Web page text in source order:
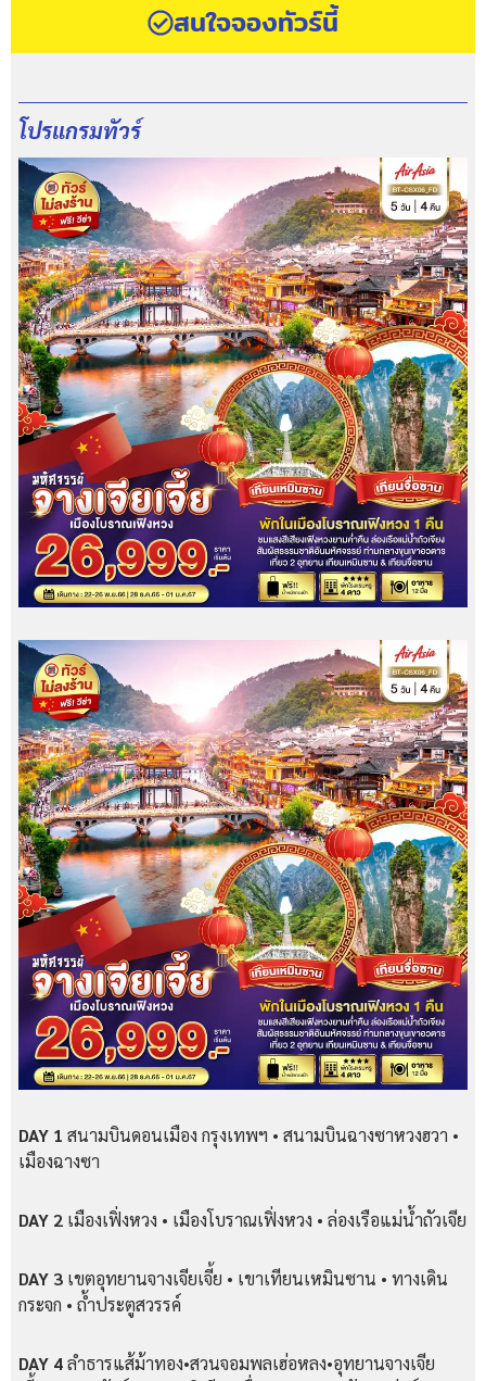
สนใจจองทัวร์นี้
โปรแกรมทัวร์
DAY 1 สนามบินดอนเมือง กรุงเทพฯ • สนามบินฉางซาหวงฮวา •
เมืองฉางซา
DAY 2 เมืองเฟิ่งหวง • เมืองโบราณเฟิ่งหวง • ล่องเรือแม่น้ำถัวเจีย
DAY 3 เขตอุทยานจางเจียเจี้ย • เขาเทียนเหมินซาน • ทางเดิน
กระจก • ถ้ำประตูสวรรค์
DAY 4ลำธารแส้ม้าทอง•สวนจอมพลเฮ่อหลง•อุทยานจางเจีย